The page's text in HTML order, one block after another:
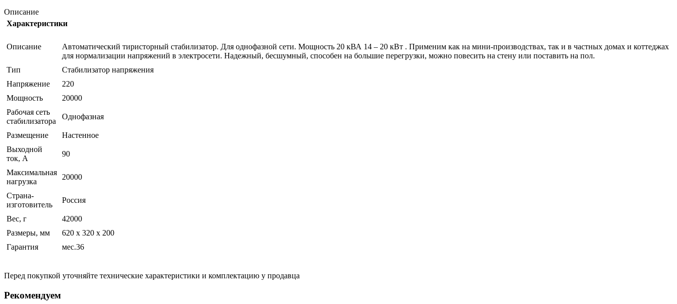
Описание
Характеристики
Описание
Автоматический тиристорный стабилизатор. Для однофазной сети. Мощность 20 кВА 14 – 20 кВт . Применим как на мини-производствах, так и в частных домах и коттеджах
для нормализации напряжений в электросети. Надежный, бесшумный, способен на большие перегрузки, можно повесить на стену или поставить на пол.
Тип
Стабилизатор напряжения
Напряжение
220
Мощность
20000
Рабочая сеть
стабилизатора
Однофазная
Размещение
Настенное
Выходной
ток, А
90
Максимальная
нагрузка
20000
Страна-
изготовитель
Россия
Вес, г
42000
Размеры, мм
620 х 320 х 200
Гарантия
мес.36
Перед покупкой уточняйте технические характеристики и комплектацию у продавца
Рекомендуем